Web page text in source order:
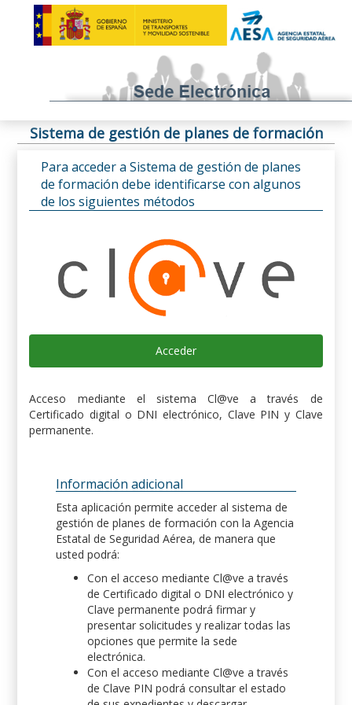
Sistema de gestión de planes de formación
Para acceder a Sistema de gestión de planes
de formación debe identificarse con algunos
de los siguientes métodos
Acceder
Acceso mediante el sistema Cl@ve a través de
Certificado digital o DNI electrónico, Clave PIN y Clave
permanente.
Información adicional
Esta aplicación permite acceder al sistema de
gestión de planes de formación con la Agencia
Estatal de Seguridad Aérea, de manera que
usted podrá:
Con el acceso mediante Cl@ve a través
de Certificado digital o DNI electrónico y
Clave permanente podrá firmar y
presentar solicitudes y realizar todas las
opciones que permite la sede
electrónica.
Con el acceso mediante Cl@ve a través
de Clave PIN podrá consultar el estado